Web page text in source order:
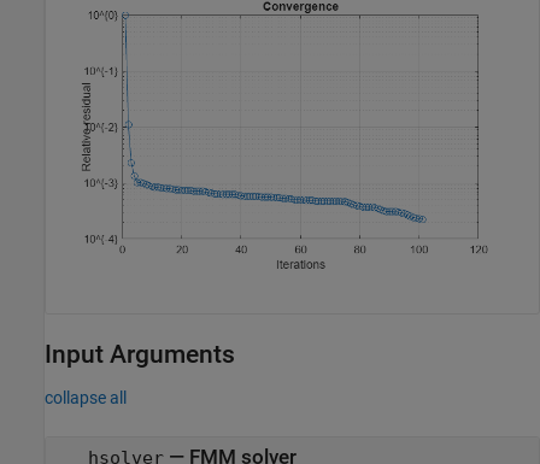
Input Arguments
collapse all
hsolver— FMM solver